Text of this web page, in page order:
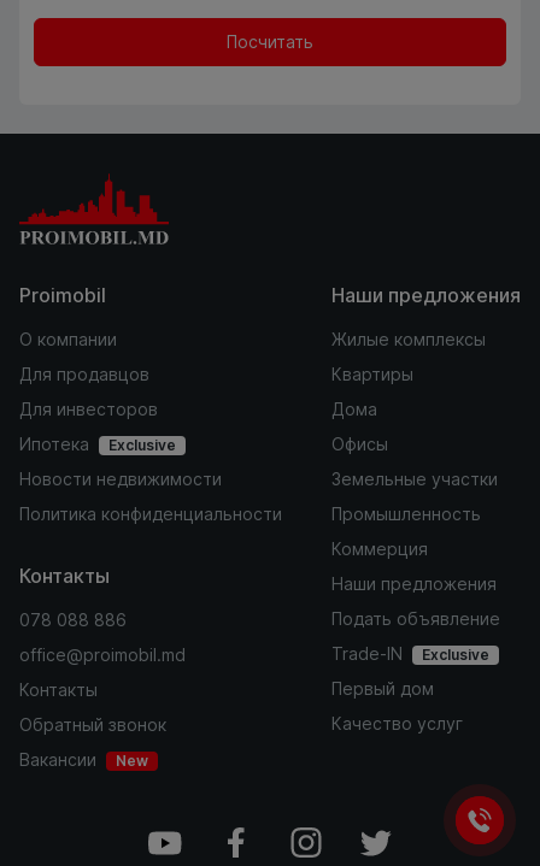
Посчитать
Proimobil
О компании
Для продавцов
Для инвесторов
Ипотека
Exclusive
Новости недвижимости
Политика конфиденциальности
Наши предложения
Жилые комплексы
Квартиры
Дома
Офисы
Земельные участки
Промышленность
Коммерция
Наши предложения
Подать объявление
Trade-IN
Exclusive
Первый дом
Качество услуг
Контакты
078 088 886
office@proimobil.md
Контакты
Обратный звонок
Вакансии
New